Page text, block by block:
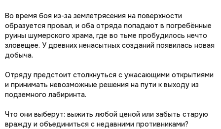
Во время боя из-за землетрясения на поверхности
образуется провал, и оба отряда попадают в погребённые
руины шумерского храма, где во тьме пробудилось нечто
зловещее. У древних ненасытных созданий появилась новая
добыча.
Отряду предстоит столкнуться с ужасающими открытиями
и принимать невозможные решения на пути к выходу из
подземного лабиринта.
Что они выберут: выжить любой ценой или забыть старую
вражду и объединиться с недавними противниками?